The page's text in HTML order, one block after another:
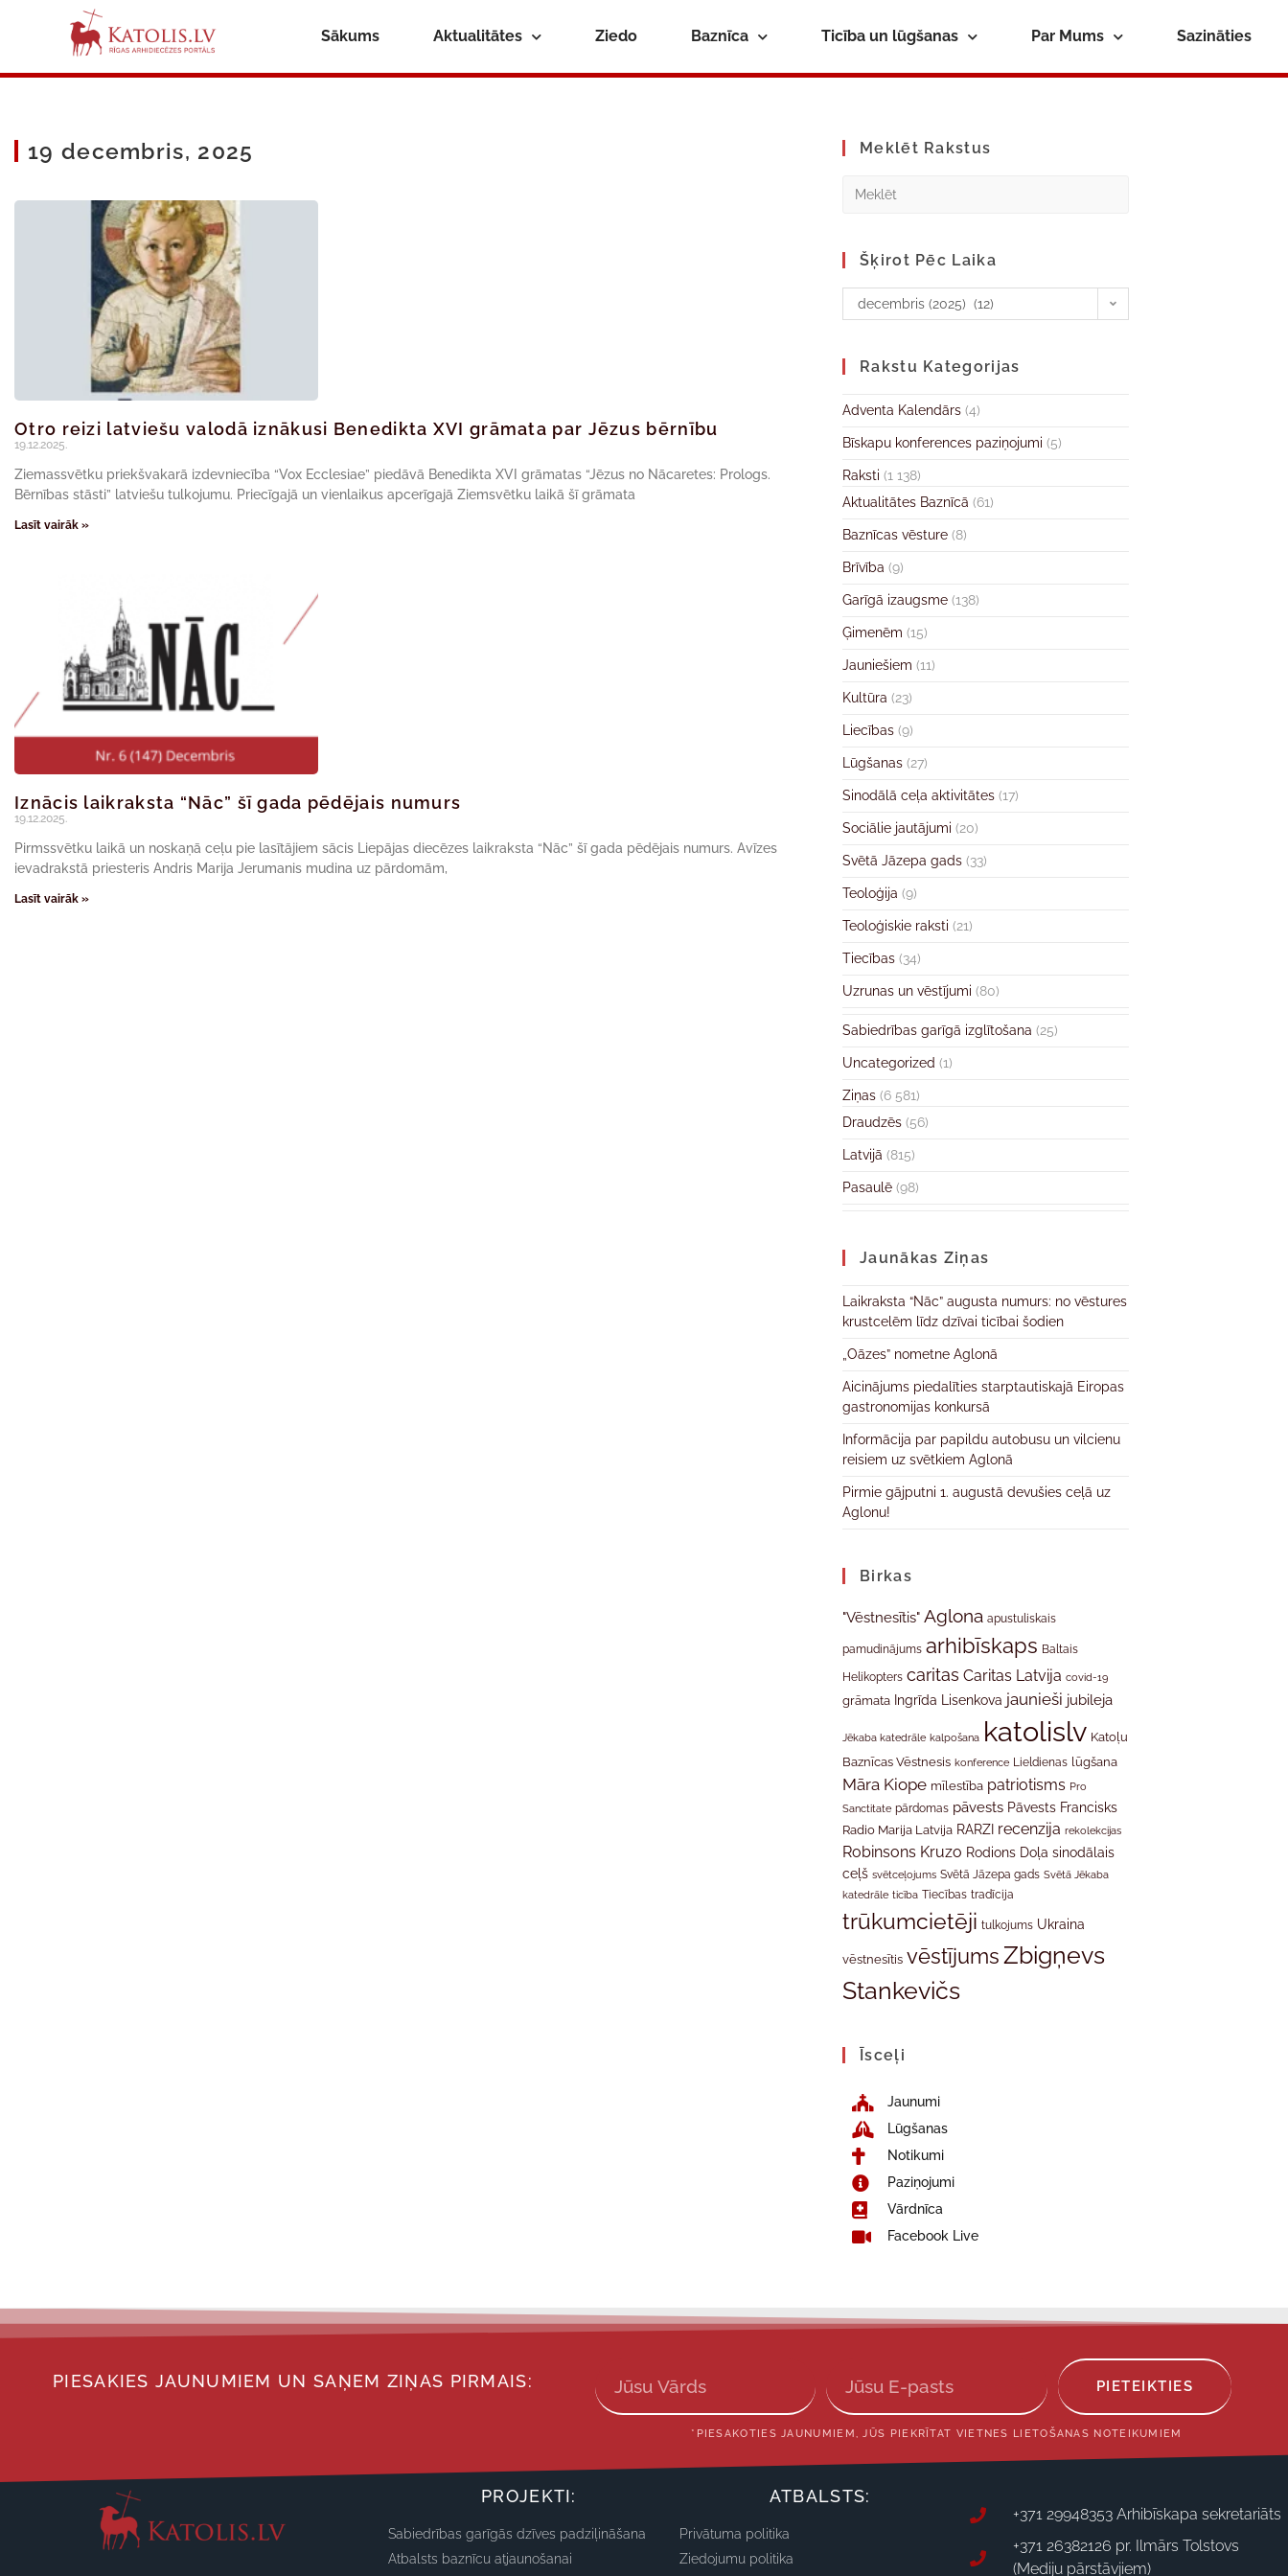
Sākums Aktualitātes Ziedo Baznīca Ticība un lūgšanas Par Mums Sazināties
19 decembris, 2025
Otro reizi latviešu valodā iznākusi Benedikta XVI grāmata par Jēzus bērnību
19.12.2025.
Ziemassvētku priekšvakarā izdevniecība “Vox Ecclesiae” piedāvā Benedikta XVI grāmatas “Jēzus no Nācaretes: Prologs.
Bērnības stāsti” latviešu tulkojumu. Priecīgajā un vienlaikus apcerīgajā Ziemsvētku laikā šī grāmata
Lasīt vairāk »
Iznācis laikraksta “Nāc” šī gada pēdējais numurs
19.12.2025.
Pirmssvētku laikā un noskaņā ceļu pie lasītājiem sācis Liepājas diecēzes laikraksta “Nāc” šī gada pēdējais numurs. Avīzes
ievadrakstā priesteris Andris Marija Jerumanis mudina uz pārdomām,
Lasīt vairāk »
Meklēt Rakstus
Šķirot Pēc Laika
decembris (2025) (12)
Rakstu Kategorijas
Adventa Kalendārs (4)
Bīskapu konferences paziņojumi (5)
Raksti (1 138)
Aktualitātes Baznīcā (61)
Baznīcas vēsture (8)
Brīvība (9)
Garīgā izaugsme (138)
Ģimenēm (15)
Jauniešiem (11)
Kultūra (23)
Liecības (9)
Lūgšanas (27)
Sinodālā ceļa aktivitātes (17)
Sociālie jautājumi (20)
Svētā Jāzepa gads (33)
Teoloģija (9)
Teoloģiskie raksti (21)
Tiecības (34)
Uzrunas un vēstījumi (80)
Sabiedrības garīgā izglītošana (25)
Uncategorized (1)
Ziņas (6 581)
Draudzēs (56)
Latvijā (815)
Pasaulē (98)
Jaunākas Ziņas
Laikraksta “Nāc” augusta numurs: no vēstures
krustcelēm līdz dzīvai ticībai šodien
„Oāzes” nometne Aglonā
Aicinājums piedalīties starptautiskajā Eiropas
gastronomijas konkursā
Informācija par papildu autobusu un vilcienu
reisiem uz svētkiem Aglonā
Pirmie gājputni 1. augustā devušies ceļā uz
Aglonu!
Birkas
"Vēstnesītis" Aglona apustuliskais
pamudinājums arhibīskaps Baltais
Helikopters caritas Caritas Latvija covid-19
grāmata Ingrīda Lisenkova jaunieši jubileja
Jēkaba katedrāle kalpošana katolislv Katoļu
Baznīcas Vēstnesis konference Lieldienas lūgšana
Māra Kiope mīlestība patriotisms Pro
Sanctitate pārdomas pāvests Pāvests Francisks
Radio Marija Latvija RARZI recenzija rekolekcijas
Robinsons Kruzo Rodions Doļa sinodālais
ceļš svētceļojums Svētā Jāzepa gads Svētā Jēkaba
katedrāle ticība Tiecības tradīcija
trūkumcietēji tulkojums Ukraina
vēstnesītis vēstījumsZbigņevs
Stankevičs
Īsceļi
Jaunumi
Lūgšanas
Notikumi
Paziņojumi
Vārdnīca
Facebook Live
PIESAKIES JAUNUMIEM UN SAŅEM ZIŅAS PIRMAIS: PIETEIKTIES
*PIESAKOTIES JAUNUMIEM, JŪS PIEKRĪTAT VIETNES LIETOŠANAS NOTEIKUMIEM
PROJEKTI:
Sabiedrības garīgās dzīves padziļināšana
Atbalsts baznīcu atjaunošanai
ATBALSTS:
Privātuma politika
Ziedojumu politika
+371 29948353 Arhibīskapa sekretariāts
+371 26382126 pr. Ilmārs Tolstovs
(Mediju pārstāvjiem)